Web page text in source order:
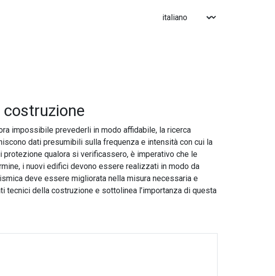
impossibile prevederli in modo affidabile, la ricerca
dati presumibili sulla frequenza e intensità con cui la
qualora si verificassero, è imperativo che le
i nuovi edifici devono essere realizzati in modo da
deve essere migliorata nella misura necessaria e
della costruzione e sottolinea l’importanza di questa